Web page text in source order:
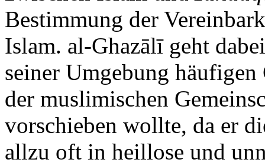
Bestimmung der
Islam. al-Ghazālī geht
seiner Umgebung häufigen
der muslimischen
vorschieben wollte, da er
allzu oft in heillose und